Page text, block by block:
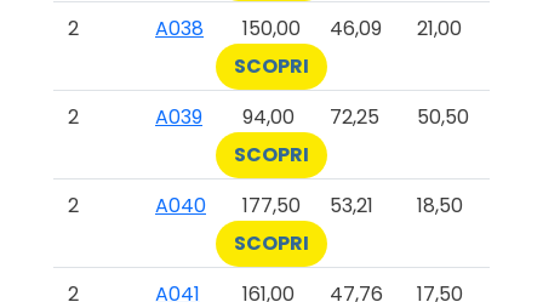
2
A038 150,00 46,09
21,00
SCOPRI
2
A039 94,00 72,25
50,50
SCOPRI
2
A040 177,50 53,21
18,50
SCOPRI
2
A041 161,00 47,76
17,50